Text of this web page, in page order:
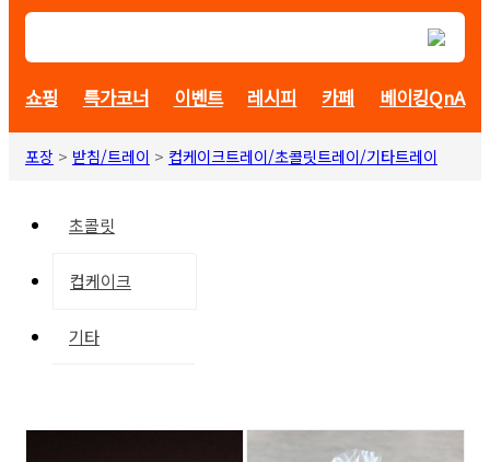
쇼핑 특가코너 이벤트 레시피 카페 베이킹QnA
포장 > 받침/트레이 > 컵케이크트레이/초콜릿트레이/기타트레이
초콜릿
컵케이크
기타